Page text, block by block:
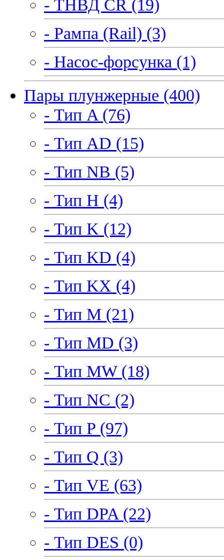
- ТНВД CR (19)
- Рампа (Rail) (3)
- Насос-форсунка (1)
Пары плунжерные (400)
- Тип A (76)
- Тип AD (15)
- Тип NB (5)
- Тип H (4)
- Тип K (12)
- Тип KD (4)
- Тип KX (4)
- Тип M (21)
- Тип MD (3)
- Тип MW (18)
- Тип NC (2)
- Тип P (97)
- Тип Q (3)
- Тип VE (63)
- Тип DPA (22)
- Тип DES (0)